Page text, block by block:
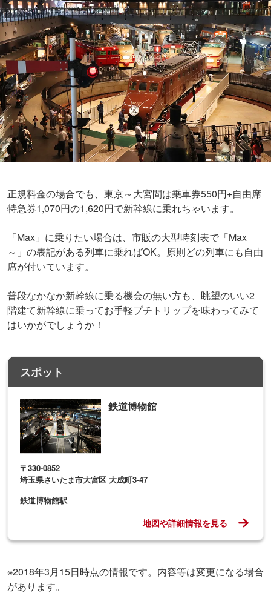
正規料金の場合でも、東京～大宮間は乗車券550円+自由席
特急券1,070円の1,620円で新幹線に乗れちゃいます。
「Max」に乗りたい場合は、市販の大型時刻表で「Max
～」の表記がある列車に乗ればOK。原則どの列車にも自由
席が付いています。
普段なかなか新幹線に乗る機会の無い方も、眺望のいい2
階建て新幹線に乗ってお手軽プチトリップを味わってみて
はいかがでしょうか！
スポット
鉄道博物館
〒330-0852
埼玉県さいたま市大宮区 大成町3-47
鉄道博物館駅
地図や詳細情報を見る
※2018年3月15日時点の情報です。内容等は変更になる場合
があります。